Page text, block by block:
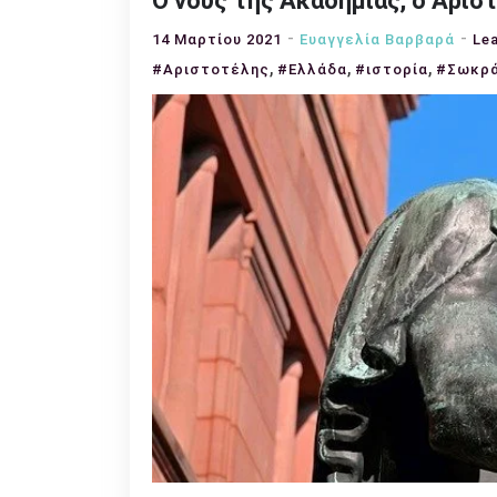
14 Μαρτίου 2021 Ευαγγελία Βαρβαρά
#Αριστοτέλης , #Ελλάδα, #ιστορία,